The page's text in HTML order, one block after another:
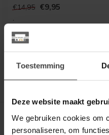
Toestemming
Deze website maakt
We gebruiken cookies om
personaliseren, om
€14,95 €9,95
.
Op voorraad
Toon